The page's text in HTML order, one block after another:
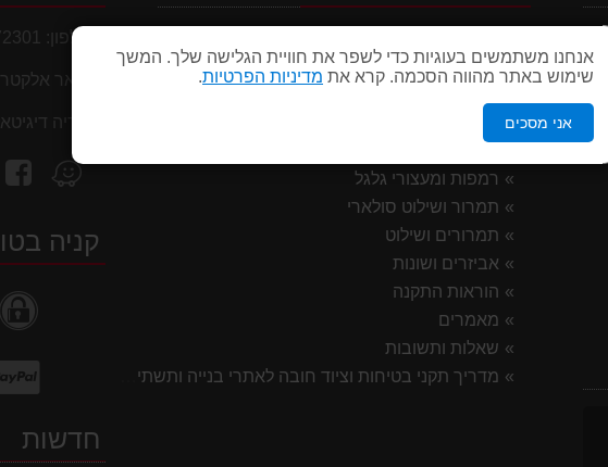
אנחנו משתמשים בעוגיות כדי לשפר את חוויית הגלישה שלך. המשך
שימוש באתר מהווה הסכמה. קרא את מדיניות הפרטיות
אני מסכים
מגדלי תאורה ופנסים
רמפות ומעצורי גלגל
תמרור ושילוט סולארי
תמרורים ושילוט
אביזרים ושונות
הוראות התקנה
מאמרים
שאלות ותשובות
מדריך תקני בטיחות וציוד חובה לאתרי בנייה ותשתית 2026
טלפון:
דואר
מדיה
מצא
אותנו
Waze קניה
חדשות